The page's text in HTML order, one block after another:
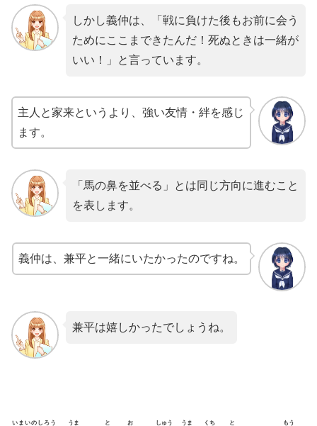
しかし義仲は、「戦に負けた後もお前に会う
ためにここまできたんだ！死ぬときは一緒が
いい！」と言っています。
主人と家来というより、強い友情・絆を感じ
ます。
「馬の鼻を並べる」とは同じ方向に進むこと
を表します。
義仲は、兼平と一緒にいたかったのですね。
兼平は嬉しかったでしょうね。
いまいのしろう うま と お しゅう うま くち と もう